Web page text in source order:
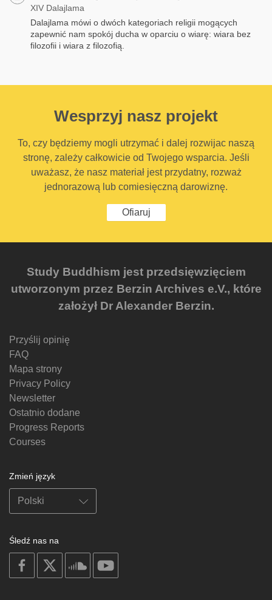
XIV Dalajlama
Dalajlama mówi o dwóch kategoriach religii mogących
zapewnić nam spokój ducha w oparciu o wiarę: wiara bez
filozofii i wiara z filozofią.
Wesprzyj nasz projekt
To, czy będziemy mogli utrzymać i dalej rozwijac naszą
stronę, zależy całkowicie od Twojego wsparcia. Jeśli
uważasz, że nasz materiał jest przydatny, rozważ
jednorazową lub comiesięczną darowiznę.
Ofiaruj
Study Buddhism jest przedsięwzięciem
utworzonym przez Berzin Archives e.V., które
założył Dr Alexander Berzin.
Przyślij opinię
FAQ
Mapa strony
Privacy Policy
Newsletter
Ostatnio dodane
Progress Reports
Courses
Zmień język
Śledź nas na
on
facebook
soundcloud